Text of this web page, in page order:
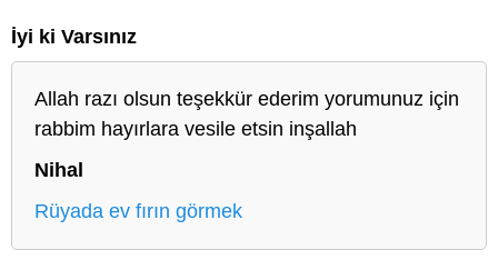
İyi ki Varsınız
Allah razı olsun teşekkür ederim yorumunuz için
rabbim hayırlara vesile etsin inşallah
Nihal
Rüyada ev fırın görmek